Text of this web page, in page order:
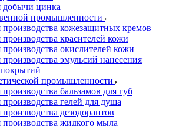
добычи цинка
промышленности
кожезащитных кремов
красителей кожи
окислителей кожи
эмульсий нанесения
промышленности
бальзамов для губ
гелей для душа
дезодорантов
жидкого мыла